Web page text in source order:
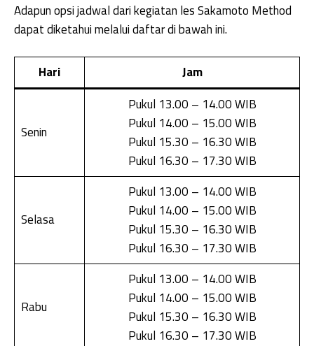
Adapun opsi jadwal dari kegiatan les Sakamoto Method
dapat diketahui melalui daftar di bawah ini.
Hari Jam
Senin
Pukul 13.00 – 14.00 WIB
Pukul 14.00 – 15.00 WIB
Pukul 15.30 – 16.30 WIB
Pukul 16.30 – 17.30 WIB
Selasa
Pukul 13.00 – 14.00 WIB
Pukul 14.00 – 15.00 WIB
Pukul 15.30 – 16.30 WIB
Pukul 16.30 – 17.30 WIB
Rabu
Pukul 13.00 – 14.00 WIB
Pukul 14.00 – 15.00 WIB
Pukul 15.30 – 16.30 WIB
Pukul 16.30 – 17.30 WIB